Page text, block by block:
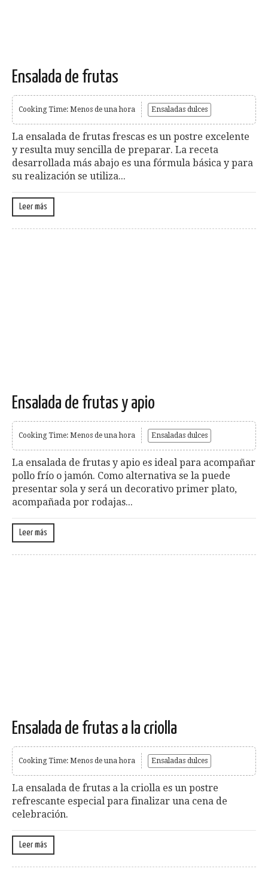
Ensalada de frutas
Cooking Time: Menos de una hora Ensaladas dulces
La ensalada de frutas frescas es un postre excelente
y resulta muy sencilla de preparar. La receta
desarrollada más abajo es una fórmula básica y para
su realización se utiliza...
Leer más
Ensalada de frutas y apio
Cooking Time: Menos de una hora Ensaladas dulces
La ensalada de frutas y apio es ideal para acompañar
pollo frío o jamón. Como alternativa se la puede
presentar sola y será un decorativo primer plato,
acompañada por rodajas...
Leer más
Ensalada de frutas a la criolla
Cooking Time: Menos de una hora Ensaladas dulces
La ensalada de frutas a la criolla es un postre
refrescante especial para finalizar una cena de
celebración.
Leer más